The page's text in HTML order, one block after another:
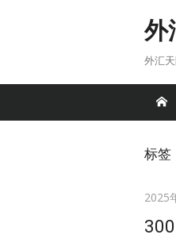
外
外汇
标签
2025